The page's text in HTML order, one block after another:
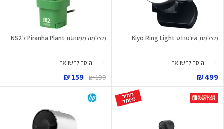
מצלמת אינטרנט Kiyo Ring Light
הוסף להשוואה
499 ₪
מצלמה ממותגת Piranha Plant לNS2
הוסף להשוואה
199 ₪
159 ₪